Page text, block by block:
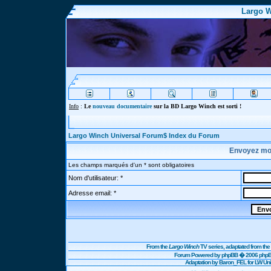
Largo
Info : Lenouveau documentairesur la BD Largo Winch est sorti !
Largo Winch Universal Forum$ Index du Forum
Envoyez
Les champs marqués d'un * sont obligatoires
Nom d'utilisateur: *
Adresse email: *
From theLargo WinchTV series, adaptated from
Forum Powered byphpBB� 2006
Adaptation by Baron_FEL for LW